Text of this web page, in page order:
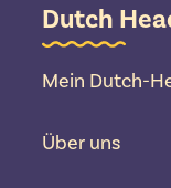
Dutch
Mein Dutch-
Über uns